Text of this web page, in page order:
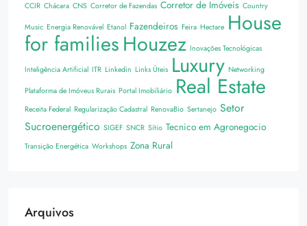
CCIR Chácara CNS Corretor de Fazendas Corretor de Imóveis Country
Music Energia Renovável Etanol Fazendeiros Feira Hectare House
for familiesHouzez Inovações Tecnológicas
Inteligência Artificial ITR Linkedin Links Úteis Luxury Networking
Plataforma de Imóveus Rurais Portal Imobiliário Real Estate
Receita Federal Regularização Cadastral RenovaBio Sertanejo Setor
Sucroenergético SIGEF SNCR Sítio Tecnico em Agronegocio
Transição Energética Workshops Zona Rural
Arquivos